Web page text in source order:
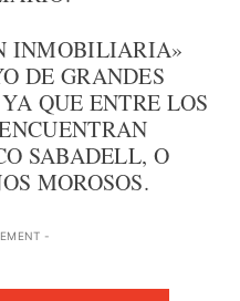
INMOBILIARIA»
DE GRANDES
QUE ENTRE LOS
SABADELL, O
MOROSOS.
-